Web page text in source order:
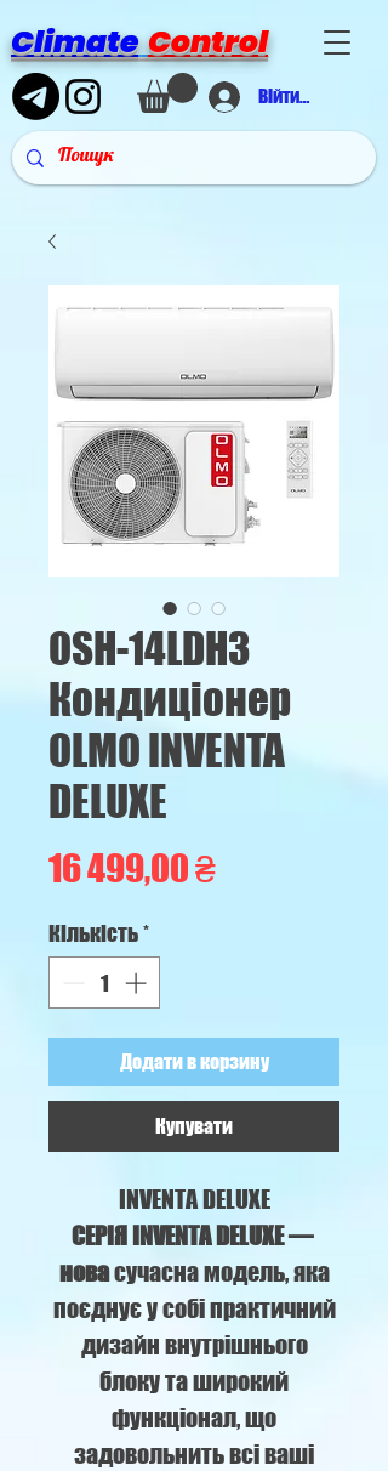
Climate Control
Війти в аккаунт
OSH-14LDH3
Кондиціонер
OLMO INVENTA
DELUXE
16 499,00 ₴Ціна
Кількість*
Додати в корзину
Купувати
INVENTA DELUXE
СЕРІЯ INVENTA DELUXE —
новасучасна модель, яка
поєднує у собі практичний
дизайн внутрішнього
блоку та широкий
функціонал, що
задовольнить всі ваші